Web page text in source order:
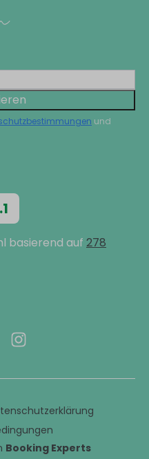
und
basierend auf 278
Booking Experts